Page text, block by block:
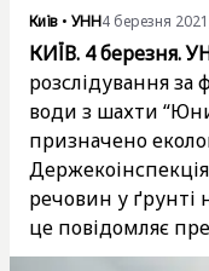
Київ • УНН4 березня
КИЇВ. 4 березня.
розслідування
води з шахти
призначено
речовин у ґрунті
це повідомляє